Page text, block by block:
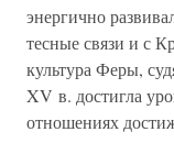
энергично
тесные связи и с
культура Феры,
XV в. достигла
отношениях